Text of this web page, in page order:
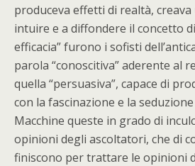
produceva effetti di realtà,
intuire e a diffondere il concetto
efficacia” furono i sofisti
parola “conoscitiva” aderente al
quella “persuasiva”, capace di
con la fascinazione e la
Macchine queste in grado di
opinioni degli ascoltatori, che di
finiscono per trattare le opinioni